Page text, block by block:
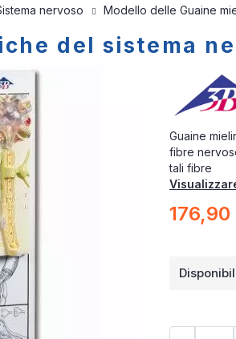
nervoso Modello delle Guaine
del sistema
Guaine
fibre
tali fibre
176,90